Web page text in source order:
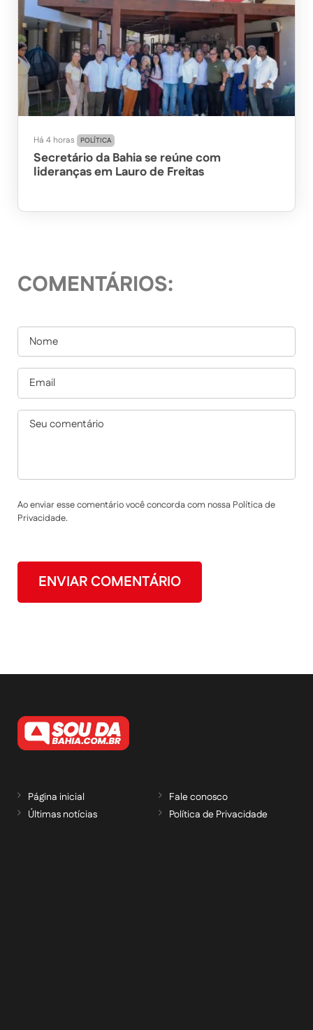
Há 4 horas POLÍTICA
Secretário da Bahia se reúne com
lideranças em Lauro de Freitas
COMENTÁRIOS:
Ao enviar esse comentário você concorda com nossa Política de
Privacidade.
Página inicial
Últimas notícias
Fale conosco
Política de Privacidade